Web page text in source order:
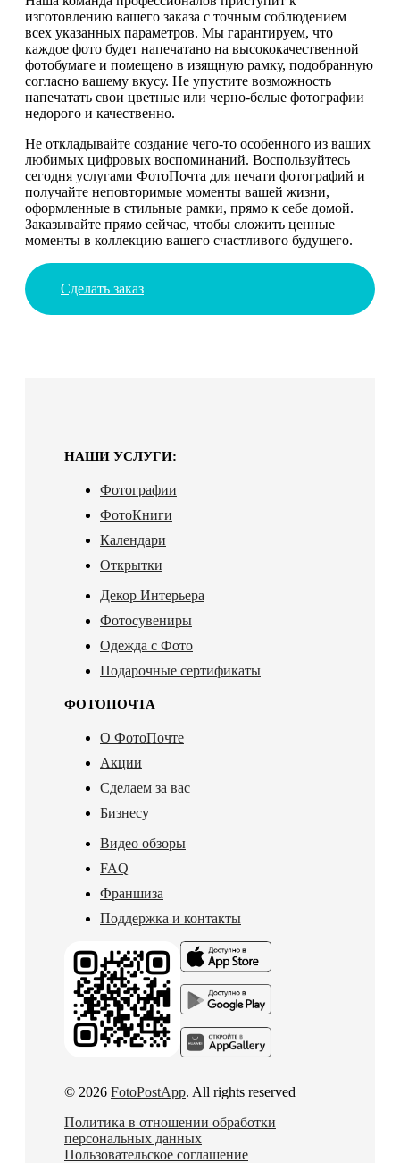
изготовлению вашего заказа с точным соблюдением
всех указанных параметров. Мы гарантируем, что
каждое фото будет напечатано на высококачественной
фотобумаге и помещено в изящную рамку, подобранную
согласно вашему вкусу. Не упустите возможность
напечатать свои цветные или черно-белые фотографии
недорого и качественно.
Не откладывайте создание чего-то особенного из ваших
любимых цифровых воспоминаний. Воспользуйтесь
сегодня услугами ФотоПочта для печати фотографий и
получайте неповторимые моменты вашей жизни,
оформленные в стильные рамки, прямо к себе домой.
Заказывайте прямо сейчас, чтобы сложить ценные
моменты в коллекцию вашего счастливого будущего.
Сделать заказ
НАШИ УСЛУГИ:
Фотографии
ФотоКниги
Календари
Открытки
Декор Интерьера
Фотосувениры
Одежда с Фото
Подарочные сертификаты
ФОТОПОЧТА
О ФотоПочте
Акции
Сделаем за вас
Бизнесу
Видео обзоры
FAQ
Франшиза
Поддержка и контакты
© 2026 FotoPostApp. All rights reserved
Политика в отношении обработки
персональных данных
Пользовательское соглашение